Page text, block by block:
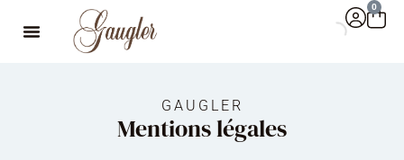
0
GAUGLER
Mentions légales